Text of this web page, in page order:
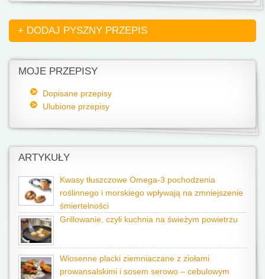
+ DODAJ PYSZNY PRZEPIS
MOJE PRZEPISY
Dopisane przepisy
Ulubione przepisy
ARTYKUŁY
Kwasy tłuszczowe Omega-3 pochodzenia
roślinnego i morskiego wpływają na zmniejszenie
śmiertelności
Grillowanie, czyli kuchnia na świeżym powietrzu
Wiosenne placki ziemniaczane z ziołami
prowansalskimi i sosem serowo – cebulowym